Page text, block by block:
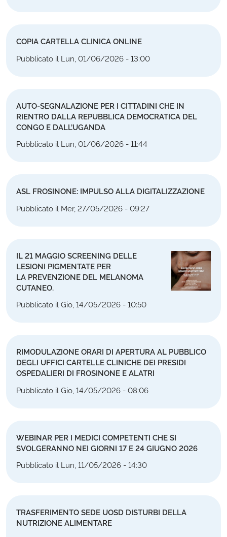
COPIA CARTELLA CLINICA ONLINE
Pubblicato il Lun, 01/06/2026 - 13:00
AUTO-SEGNALAZIONE PER I CITTADINI CHE IN
RIENTRO DALLA REPUBBLICA DEMOCRATICA DEL
CONGO E DALL’UGANDA
Pubblicato il Lun, 01/06/2026 - 11:44
ASL FROSINONE: IMPULSO ALLA DIGITALIZZAZIONE
Pubblicato il Mer, 27/05/2026 - 09:27
IL 21 MAGGIO SCREENING DELLE
LESIONI PIGMENTATE PER
LA PREVENZIONE DEL MELANOMA
CUTANEO.
Pubblicato il Gio, 14/05/2026 - 10:50
RIMODULAZIONE ORARI DI APERTURA AL PUBBLICO
DEGLI UFFICI CARTELLE CLINICHE DEI PRESIDI
OSPEDALIERI DI FROSINONE E ALATRI
Pubblicato il Gio, 14/05/2026 - 08:06
WEBINAR PER I MEDICI COMPETENTI CHE SI
SVOLGERANNO NEI GIORNI 17 E 24 GIUGNO 2026
Pubblicato il Lun, 11/05/2026 - 14:30
TRASFERIMENTO SEDE UOSD DISTURBI DELLA
NUTRIZIONE ALIMENTARE